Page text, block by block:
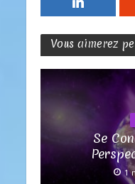
Vous aimerez
Se
1